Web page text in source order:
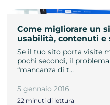
Come migliorare un
usabilità, contenuti e
Se il tuo sito porta visite
pochi secondi, il
“mancanza di t…
5 gennaio 2016
22 minuti di lettura